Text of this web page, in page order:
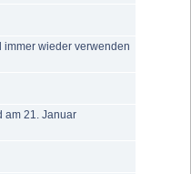
immer wieder verwenden
am 21. Januar